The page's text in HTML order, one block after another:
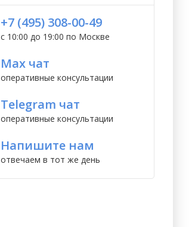
+7 (495) 308-00-49
с 10:00 до 19:00 по Москве
Max чат
оперативные консультации
Telegram чат
оперативные консультации
Напишите нам
отвечаем в тот же день